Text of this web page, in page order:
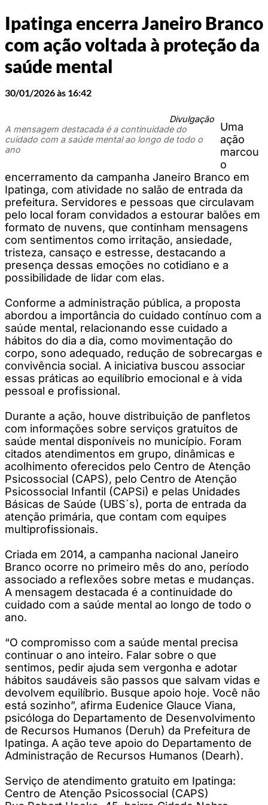
Ipatinga encerra Janeiro Branco
com ação voltada à proteção da
saúde mental
30/01/2026 às 16:42
Divulgação
A mensagem destacada é a continuidade do
cuidado com a saúde mental ao longo de todo o
ano
Uma
ação
marcou
o
encerramento da campanha Janeiro Branco em
Ipatinga, com atividade no salão de entrada da
prefeitura. Servidores e pessoas que circulavam
pelo local foram convidados a estourar balões em
formato de nuvens, que continham mensagens
com sentimentos como irritação, ansiedade,
tristeza, cansaço e estresse, destacando a
presença dessas emoções no cotidiano e a
possibilidade de lidar com elas.
Conforme a administração pública, a proposta
abordou a importância do cuidado contínuo com a
saúde mental, relacionando esse cuidado a
hábitos do dia a dia, como movimentação do
corpo, sono adequado, redução de sobrecargas e
convivência social. A iniciativa buscou associar
essas práticas ao equilíbrio emocional e à vida
pessoal e profissional.
Durante a ação, houve distribuição de panfletos
com informações sobre serviços gratuitos de
saúde mental disponíveis no município. Foram
citados atendimentos em grupo, dinâmicas e
acolhimento oferecidos pelo Centro de Atenção
Psicossocial (CAPS), pelo Centro de Atenção
Psicossocial Infantil (CAPSi) e pelas Unidades
Básicas de Saúde (UBS´s), porta de entrada da
atenção primária, que contam com equipes
multiprofissionais.
Criada em 2014, a campanha nacional Janeiro
Branco ocorre no primeiro mês do ano, período
associado a reflexões sobre metas e mudanças.
A mensagem destacada é a continuidade do
cuidado com a saúde mental ao longo de todo o
ano.
“O compromisso com a saúde mental precisa
continuar o ano inteiro. Falar sobre o que
sentimos, pedir ajuda sem vergonha e adotar
hábitos saudáveis são passos que salvam vidas e
devolvem equilíbrio. Busque apoio hoje. Você não
está sozinho”, afirma Eudenice Glauce Viana,
psicóloga do Departamento de Desenvolvimento
de Recursos Humanos (Deruh) da Prefeitura de
Ipatinga. A ação teve apoio do Departamento de
Administração de Recursos Humanos (Dearh).
Serviço de atendimento gratuito em Ipatinga:
Centro de Atenção Psicossocial (CAPS)